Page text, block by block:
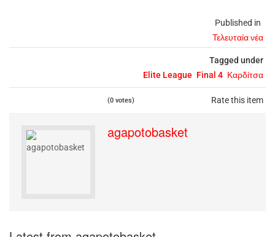
Published in
Τελευταία νέα
Tagged under
Elite League Final 4 Καρδίτσα
Rate this item
(0 votes)
agapotobasket